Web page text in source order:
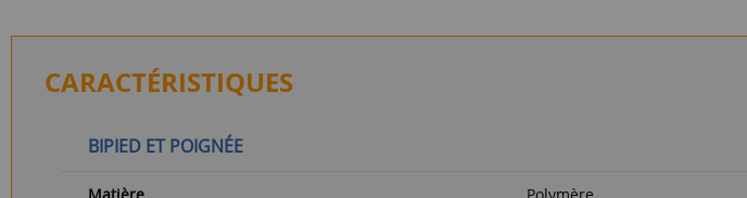
CARACTÉRISTIQUES
BIPIED ET POIGNÉE